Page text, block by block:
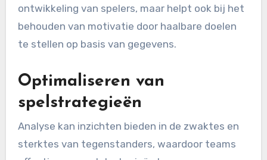
ontwikkeling van spelers, maar helpt ook bij het
behouden van motivatie door haalbare doelen
te stellen op basis van gegevens.
Optimaliseren van
spelstrategieën
Analyse kan inzichten bieden in de zwaktes en
sterktes van tegenstanders, waardoor teams